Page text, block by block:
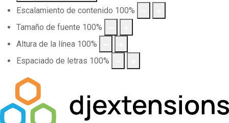
Escalamiento de contenido 100%
Tamaño de fuente 100%
Altura de la línea 100%
Espaciado de letras 100%